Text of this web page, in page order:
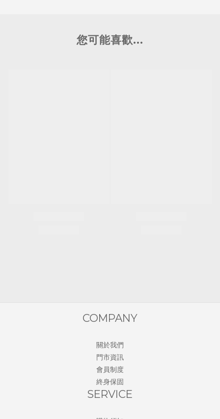
您可能喜歡...
COMPANY
關於我們
門市資訊
會員制度
終身保固
SERVICE